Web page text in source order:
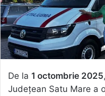
De la 1 octombrie 2025
Județean Satu Mare a